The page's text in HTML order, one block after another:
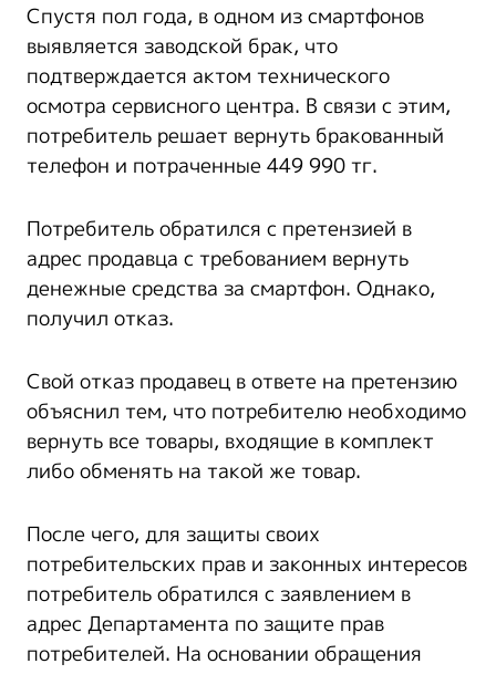
Спустя пол года, в одном из смартфонов
выявляется заводской брак, что
подтверждается актом технического
осмотра сервисного центра. В связи с этим,
потребитель решает вернуть бракованный
телефон и потраченные 449 990 тг.
Потребитель обратился с претензией в
адрес продавца с требованием вернуть
денежные средства за смартфон. Однако,
получил отказ.
Свой отказ продавец в ответе на претензию
объяснил тем, что потребителю необходимо
вернуть все товары, входящие в комплект
либо обменять на такой же товар.
После чего, для защиты своих
потребительских прав и законных интересов
потребитель обратился с заявлением в
адрес Департамента по защите прав
потребителей. На основании обращения